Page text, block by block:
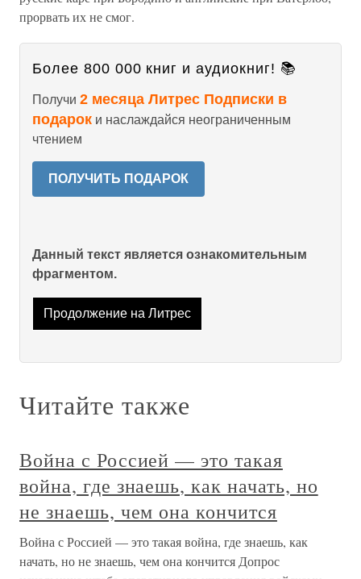
прорвать их не смог.
Более 800 000 книг и аудиокниг! 📚
Получи 2 месяца Литрес Подписки в
подарок и наслаждайся неограниченным
чтением
ПОЛУЧИТЬ ПОДАРОК
Данный текст является ознакомительным
фрагментом.
Продолжение на Литрес
Читайте также
Война с Россией — это такая
война, где знаешь, как начать, но
не знаешь, чем она кончится
Война с Россией — это такая война, где знаешь, как
начать, но не знаешь, чем она кончится Допрос